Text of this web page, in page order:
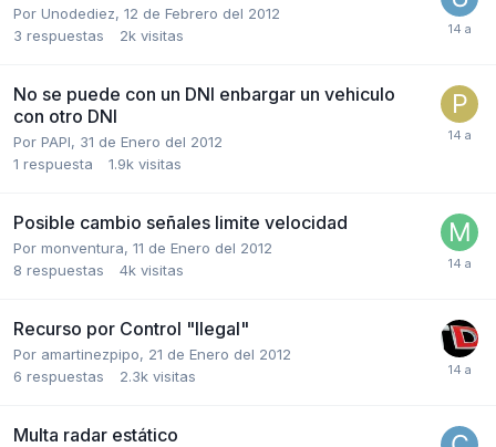
Por Unodediez, 12 de Febrero del 2012
3 respuestas 2k visitas
No se puede con un DNI enbargar un vehiculo
con otro DNI
Por PAPI, 31 de Enero del 2012
1 respuesta 1.9k visitas
Posible cambio señales limite velocidad
Por monventura, 11 de Enero del 2012
8 respuestas 4k visitas
Recurso por Control "Ilegal"
Por amartinezpipo, 21 de Enero del 2012
6 respuestas 2.3k visitas
Multa radar estático